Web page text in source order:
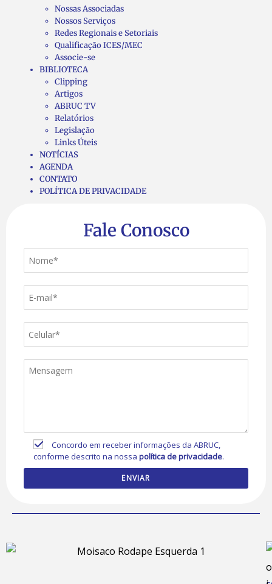
Nossas Associadas
Nossos Serviços
Redes Regionais e Setoriais
Qualificação ICES/MEC
Associe-se
BIBLIOTECA
Clipping
Artigos
ABRUC TV
Relatórios
Legislação
Links Úteis
NOTÍCIAS
AGENDA
CONTATO
POLÍTICA DE PRIVACIDADE
Fale Conosco
Concordo em receber informações da ABRUC,
conforme descrito na nossapolítica de privacidade.